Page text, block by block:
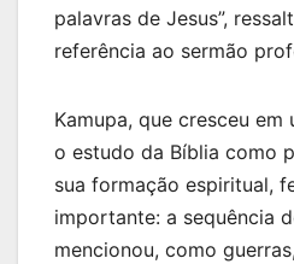
palavras de Jesus”,
referência ao sermão
Kamupa, que cresceu
o estudo da Bíblia como
sua formação espiritual,
importante: a sequência
mencionou, como